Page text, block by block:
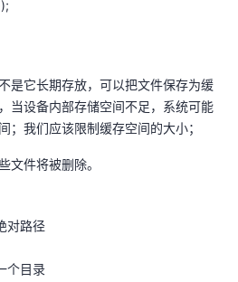
是它长期存放，可以把文件保存为缓
当设备内部存储空间不足，系统可能
；我们应该限制缓存空间的大小；
文件将被删除。
对路径
个目录